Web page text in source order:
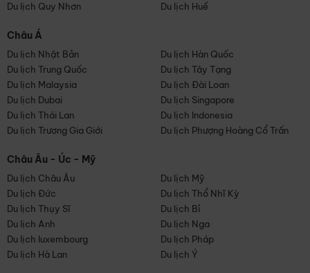
Du lịch Quy Nhơn
Du lịch Huế
Châu Á
Du lịch Nhật Bản
Du lịch Hàn Quốc
Du lịch Trung Quốc
Du lịch Tây Tạng
Du lịch Malaysia
Du lịch Đài Loan
Du lịch Dubai
Du lịch Singapore
Du lịch Thái Lan
Du lịch Indonesia
Du lịch Trương Gia Giới
Du lịch Phượng Hoàng Cổ Trấn
Châu Âu - Úc - Mỹ
Du lịch Châu Âu
Du lịch Mỹ
Du lịch Đức
Du lịch Thổ Nhĩ Kỳ
Du lịch Thụy Sĩ
Du lịch Bỉ
Du lịch Anh
Du lịch Nga
Du lịch luxembourg
Du lịch Pháp
Du lịch Hà Lan
Du lịch Ý